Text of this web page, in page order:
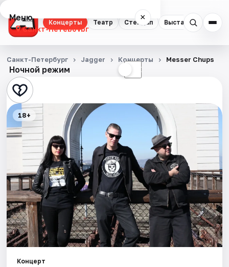
Концерты Театр Стендап Выставки
Меню ×
Санкт-Петербург
Концерты
Театр
Стендап
Выставки
Квесты
Экскурсии
Спорт
События
Ночной режим ☾
Санкт-Петербург Jagger Концерты Messer Chups
18+
Концерт